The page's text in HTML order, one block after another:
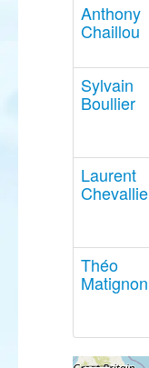
Anthony
Chaillou
Sylvain
Boullier
Laurent
Théo
Matignon